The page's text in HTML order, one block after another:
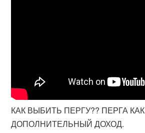
КАК ВЫБИТЬ ПЕРГУ?? ПЕРГА КАК
ДОПОЛНИТЕЛЬНЫЙ ДОХОД.